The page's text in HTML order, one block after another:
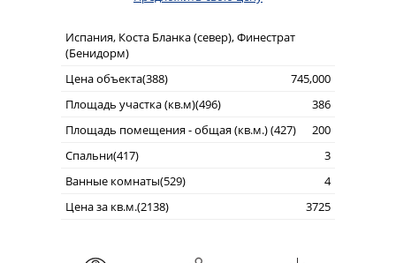
Испания, Коста Бланка (север), Финестрат
(Бенидорм)
Цена объекта(388)
745,000
Площадь участка (кв.м)(496)
386
Площадь помещения - общая (кв.м.) (427)
200
Спальни(417)
3
Ванные комнаты(529)
4
Цена за кв.м.(2138)
3725